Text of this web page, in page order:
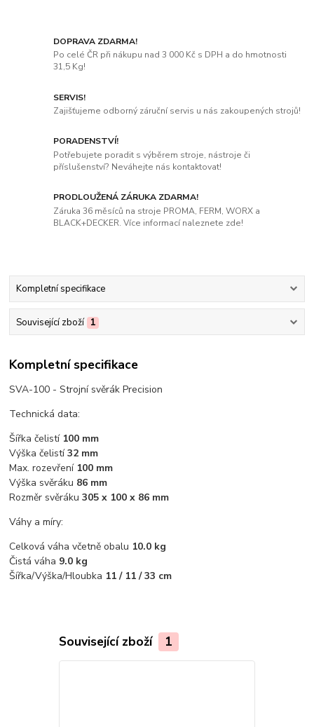
DOPRAVA ZDARMA!
Po celé ČR při nákupu nad 3 000 Kč s DPH a do hmotnosti
31,5 Kg!
SERVIS!
Zajišťujeme odborný záruční servis u nás zakoupených strojů!
PORADENSTVÍ!
Potřebujete poradit s výběrem stroje, nástroje či
příslušenství? Neváhejte nás kontaktovat!
PRODLOUŽENÁ ZÁRUKA ZDARMA!
Záruka 36 měsíců na stroje PROMA, FERM, WORX a
BLACK+DECKER. Více informací naleznete zde!
Kompletní specifikace
Související zboží 1
Kompletní specifikace
SVA-100 - Strojní svěrák Precision
Technická data:
Šířka čelistí 100 mm
Výška čelistí32 mm
Max. rozevření 100 mm
Výška svěráku 86 mm
Rozměr svěráku305 x 100 x 86 mm
Váhy a míry:
Celková váha včetně obalu 10.0 kg
Čistá váha 9.0 kg
Šířka/Výška/Hloubka 11 / 11 / 33 cm
Související zboží 1